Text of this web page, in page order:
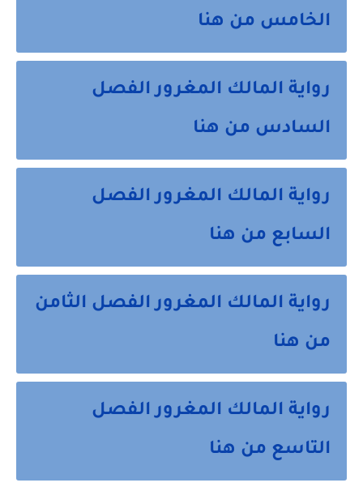
الخامس من هنا
رواية المالك المغرور الفصل
السادس من هنا
رواية المالك المغرور الفصل
السابع من هنا
رواية المالك المغرور الفصل الثامن
من هنا
رواية المالك المغرور الفصل
التاسع من هنا